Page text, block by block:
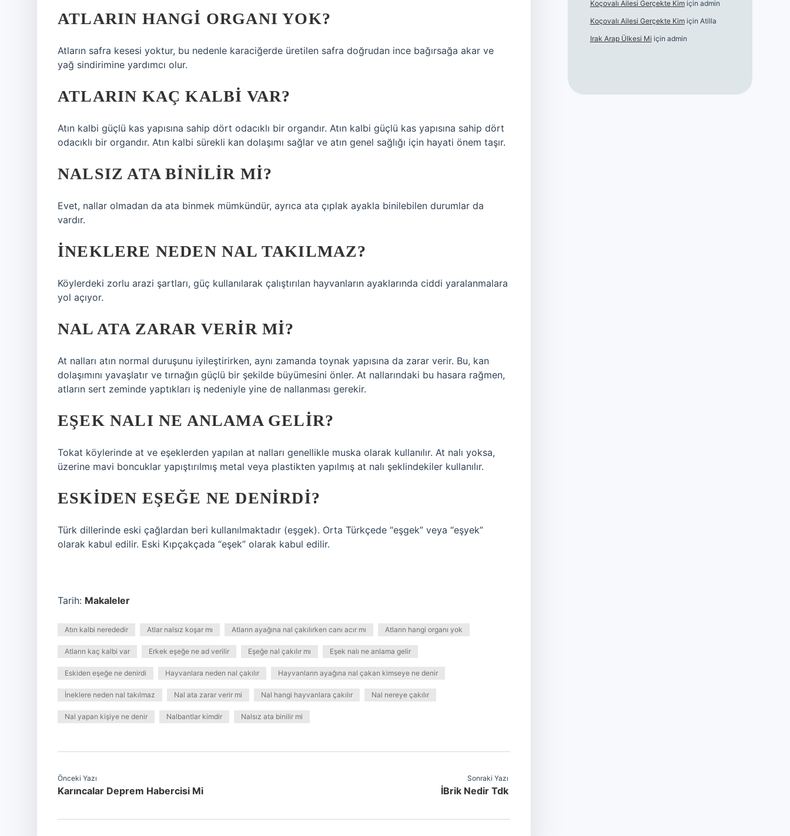
ATLARIN HANGI ORGANI YOK?
Atların safra kesesi yoktur, bu nedenle karaciğerde üretilen safra doğrudan ince bağırsağa akar ve
yağ sindirimine yardımcı olur.
ATLARIN KAÇ KALBI VAR?
Atın kalbi güçlü kas yapısına sahip dört odacıklı bir organdır. Atın kalbi güçlü kas yapısına sahip dört
odacıklı bir organdır. Atın kalbi sürekli kan dolaşımı sağlar ve atın genel sağlığı için hayati önem taşır.
NALSIZ ATA BINILIR MI?
Evet, nallar olmadan da ata binmek mümkündür, ayrıca ata çıplak ayakla binilebilen durumlar da
vardır.
İNEKLERE NEDEN NAL TAKILMAZ?
Köylerdeki zorlu arazi şartları, güç kullanılarak çalıştırılan hayvanların ayaklarında ciddi yaralanmalara
yol açıyor.
NAL ATA ZARAR VERIR MI?
At nalları atın normal duruşunu iyileştirirken, aynı zamanda toynak yapısına da zarar verir. Bu, kan
dolaşımını yavaşlatır ve tırnağın güçlü bir şekilde büyümesini önler. At nallarındaki bu hasara rağmen,
atların sert zeminde yaptıkları iş nedeniyle yine de nallanması gerekir.
EŞEK NALI NE ANLAMA GELIR?
Tokat köylerinde at ve eşeklerden yapılan at nalları genellikle muska olarak kullanılır. At nalı yoksa,
üzerine mavi boncuklar yapıştırılmış metal veya plastikten yapılmış at nalı şeklindekiler kullanılır.
ESKIDEN EŞEĞE NE DENIRDI?
Türk dillerinde eski çağlardan beri kullanılmaktadır (eşgek). Orta Türkçede “eşgek” veya “eşyek”
olarak kabul edilir. Eski Kıpçakçada “eşek” olarak kabul edilir.
Tarih: Makaleler
Atın kalbi nerededir Atlar nalsız koşar mı Atların ayağına nal çakılırken canı acır mı Atların hangi organı yok
Atların kaç kalbi var Erkek eşeğe ne ad verilir Eşeğe nal çakılır mı Eşek nalı ne anlama gelir
Eskiden eşeğe ne denirdi Hayvanlara neden nal çakılır Hayvanların ayağına nal çakan kimseye ne denir
İneklere neden nal takılmaz Nal ata zarar verir mi Nal hangi hayvanlara çakılır Nal nereye çakılır
Nal yapan kişiye ne denir Nalbantlar kimdir Nalsız ata binilir mi
Önceki Yazı
Karıncalar Deprem Habercisi Mi
Sonraki Yazı
İBrik Nedir Tdk
Koçovalı Ailesi Gerçekte Kimiçin admin
Koçovalı Ailesi Gerçekte Kimiçin Atilla
Irak Arap Ülkesi Mi için admin